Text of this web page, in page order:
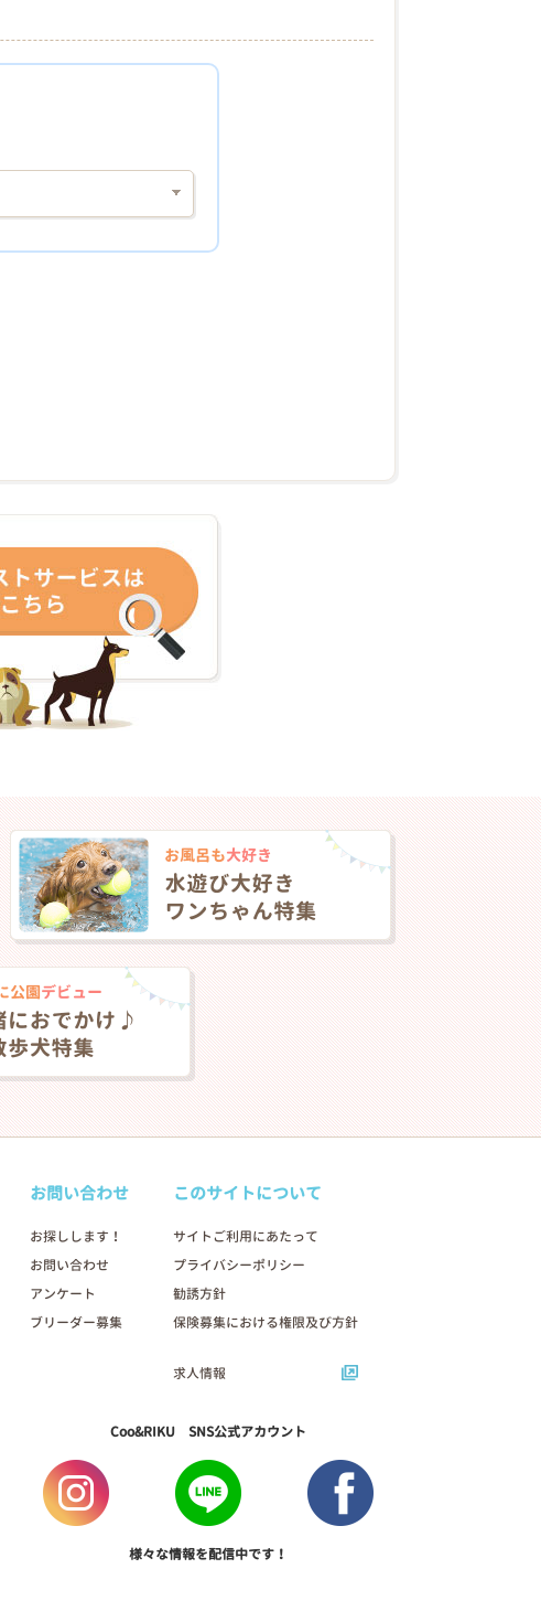
お問い合わせ
お探しします！
お問い合わせ
アンケート
ブリーダー募集
このサイトについて
サイトご利用にあたって
プライバシーポリシー
勧誘方針
保険募集における権限及び方針
求人情報
Coo&RIKU SNS公式アカウント
様々な情報を配信中です！